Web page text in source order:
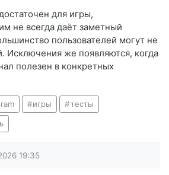
для игры,
не всегда даёт заметный
пользователей могут не
Исключения же появляются, когда
полезен в конкретных
ram игры тесты
19:35